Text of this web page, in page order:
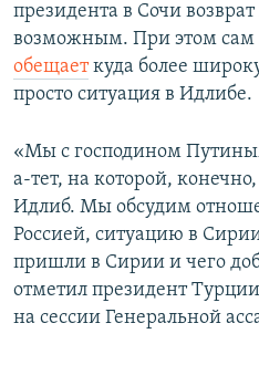
президента в Сочи
возможным. При этом сам
обещаеткуда более
просто ситуация в Идлибе.
«Мы с господином
а-тет, на которой,
Идлиб. Мы обсудим
Россией, ситуацию в
пришли в Сирии и чего
отметил президент
на сессии Генеральной